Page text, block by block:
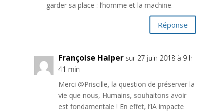
garder sa place : l’homme et la machine.
Réponse
Françoise Halper sur 27 juin 2018 à 9 h
41 min
Merci @Priscille, la question de préserver la
vie que nous, Humains, souhaitons avoir
est fondamentale ! En effet, l’IA impacte